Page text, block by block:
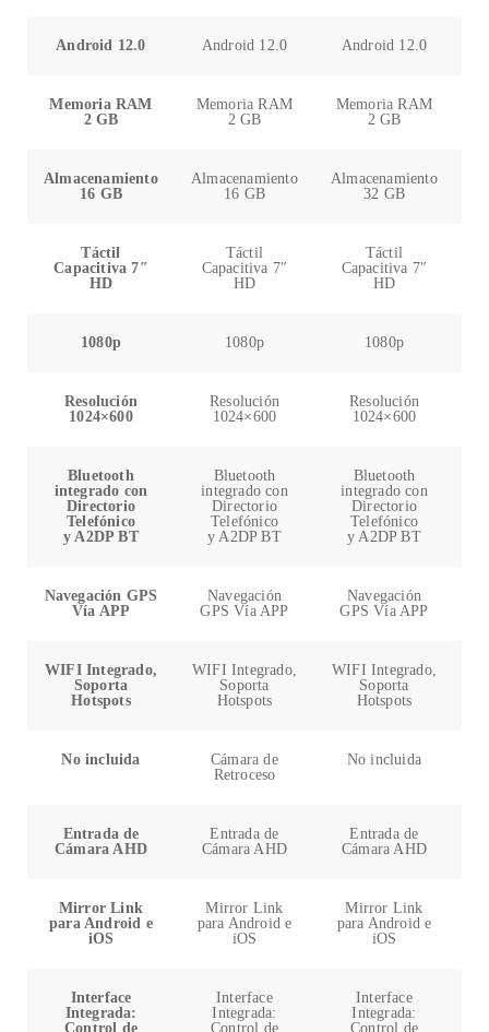
Android 12.0 Android 12.0 Android 12.0
Memoria RAM
2 GB
Memoria RAM
2 GB
Memoria RAM
2 GB
Almacenamiento
16 GB
Almacenamiento
16 GB
Almacenamiento
32 GB
Táctil
Capacitiva 7″
HD
Táctil
Capacitiva 7″
HD
Táctil
Capacitiva 7″
HD
1080p 1080p 1080p
Resolución
1024×600
Resolución
1024×600
Resolución
1024×600
Bluetooth
integrado con
Directorio
Telefónico
y A2DP BT
Bluetooth
integrado con
Directorio
Telefónico
y A2DP BT
Bluetooth
integrado con
Directorio
Telefónico
y A2DP BT
Navegación GPS
Vía APP
Navegación
GPS Vía APP
Navegación
GPS Vía APP
WIFI Integrado,
Soporta
Hotspots
WIFI Integrado,
Soporta
Hotspots
WIFI Integrado,
Soporta
Hotspots
No incluida
Cámara de
Retroceso
No incluida
Entrada de
Cámara AHD
Entrada de
Cámara AHD
Entrada de
Cámara AHD
Mirror Link
para Android e
iOS
Mirror Link
para Android e
iOS
Mirror Link
para Android e
iOS
Interface
Integrada:
Control de
Interface
Integrada:
Control de
Interface
Integrada:
Control de